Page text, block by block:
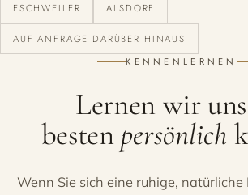
ESCHWEILER ALSDORF
AUF ANFRAGE DARÜBER HINAUS
KENNENLERNEN
Lernen wir
besten persönlich
Wenn Sie sich eine ruhige,